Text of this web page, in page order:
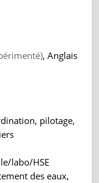
, Anglais
pilotage,
labo/HSE
des eaux,